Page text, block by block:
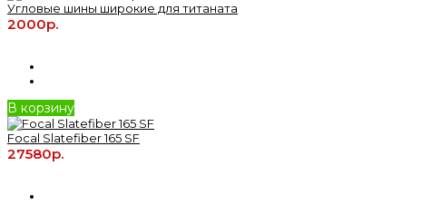
Угловые шины широкие для титаната
2000р.
В корзину
Focal Slatefiber 165 SF
27580р.